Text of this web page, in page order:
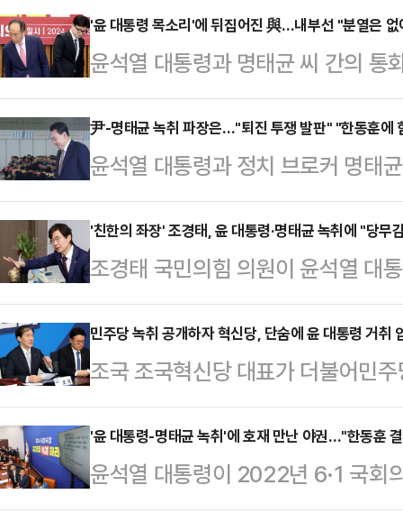
'윤 대통령 목소리'에 뒤집어진 與…내부선 "분열은
윤석열 대통령과 명태균 씨 간의 통
의 긴장감이 고조되고 있다. 지금까
로는 공천 개입 혐의를 입증하기 어
취가 나오면서 사법 리스크까지 걱
선 일단 단일대오를 형성해야 정권
나온다.국민의힘 4선 이상 중진의
중진회의에 참여해 "당이 분열과
력한 것으로 알려졌…
尹-명태균 녹취 파장은…"퇴진 투쟁 발판" "한동훈에
윤석열 대통령과 정치 브로커 명태
이 여권에 더욱 불리한 지형이 됐다
공천해야 한다는 뜻을 공천관리위
용이 담겼다. 음성을 공개한 더불어
할 육성이 최초로 확인됐다"며 '탄
한 여론은 악화하는 게 불가피하다
면, 윤 대통령과 명 씨의 통화는 윤
2022년 5월 9…
'친한의 좌장' 조경태, 윤 대통령·명태균 녹취에 "당무
조경태 국민의힘 의원이 윤석열 대
개입 의혹 관련 녹취가 더불어민주
감사로 진실규명에 나설 필요성을
동훈)계의 좌장으로 꼽히는 조경태
담회 직후 기자들과 만나 녹취록 내
항"이라며 "그 당시 당대표가 이준
했기 때문에 지금 계시는 중진의원
말했다.그러면서도 조…
민주당 녹취 공개하자 혁신당, 단숨에 윤 대통령 거취
조국 조국혁신당 대표가 더불어민
선거 공천 개입 의혹 통화 파일'을
당은 탄핵추진열차에 탑승하라"며
SNS를 통해 "윤석열, 공천개입 육
대통령에게 보고"라며 이같이 말
'윤 대통령-명태균 녹취'에 호재 만난 야권…"한동훈
윤석열 대통령이 2022년 6·1 국회
의 공천을 직접 지시했다고 명태균